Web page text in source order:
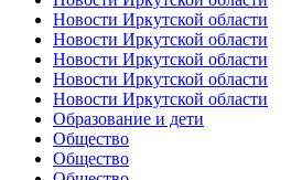
Новости Иркутской области
Новости Иркутской области
Новости Иркутской области
Новости Иркутской области
Новости Иркутской области
Образование и дети
Общество
Общество